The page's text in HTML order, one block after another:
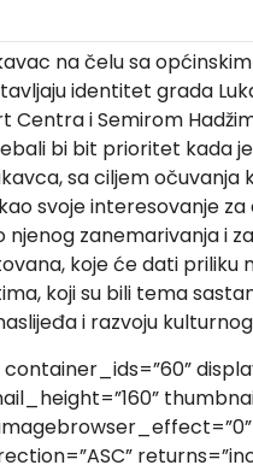
na čelu sa
identitet grada
i Semirom
bi bit prioritet kada
sa ciljem
svoje interesovanje
zanemarivanja i
koje će dati priliku
koji su bili tema
i razvoju
container_ids=”60”